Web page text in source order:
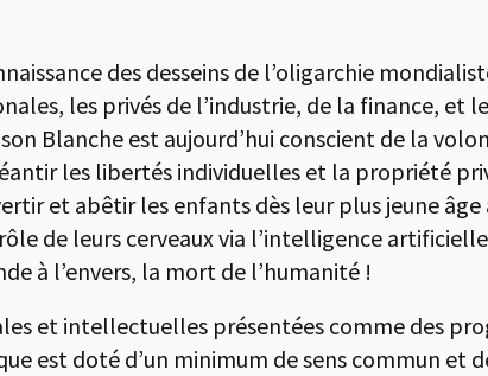
des desseins de l’oligarchie
les privés de l’industrie, de la finance, et
Blanche est aujourd’hui conscient de la
les libertés individuelles et la propriété
et abêtir les enfants dès leur plus jeune
de leurs cerveaux via l’intelligence
à l’envers, la mort de l’humanité !
et intellectuelles présentées comme des
est doté d’un minimum de sens commun et